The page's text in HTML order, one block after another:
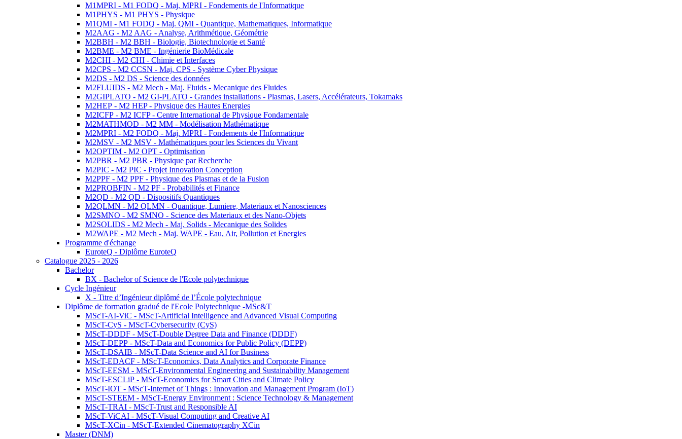
M1MPRI - M1 FODQ - Maj. MPRI - Fondements de l'Informatique
M1PHYS - M1 PHYS - Physique
M1QMI - M1 FODQ - Maj. QMI - Quantique, Mathematiques, Informatique
M2AAG - M2 AAG - Analyse, Arithmétique, Géométrie
M2BBH - M2 BBH - Biologie, Biotechnologie et Santé
M2BME - M2 BME - Ingénierie BioMédicale
M2CHI - M2 CHI - Chimie et Interfaces
M2CPS - M2 CCSN - Maj. CPS - Système Cyber Physique
M2DS - M2 DS - Science des données
M2FLUIDS - M2 Mech - Maj. Fluids - Mecanique des Fluides
M2GIPLATO - M2 GI-PLATO - Grandes installations - Plasmas, Lasers, Accélérateurs, Tokamaks
M2HEP - M2 HEP - Physique des Hautes Energies
M2ICFP - M2 ICFP - Centre International de Physique Fondamentale
M2MATHMOD - M2 MM - Modélisation Mathématique
M2MPRI - M2 FODQ - Maj. MPRI - Fondements de l'Informatique
M2MSV - M2 MSV - Mathématiques pour les Sciences du Vivant
M2OPTIM - M2 OPT - Optimisation
M2PBR - M2 PBR - Physique par Recherche
M2PIC - M2 PIC - Projet Innovation Conception
M2PPF - M2 PPF - Physique des Plasmas et de la Fusion
M2PROBFIN - M2 PF - Probabilités et Finance
M2QD - M2 QD - Dispositifs Quantiques
M2QLMN - M2 QLMN - Quantique, Lumiere, Materiaux et Nanosciences
M2SMNO - M2 SMNO - Science des Materiaux et des Nano-Objets
M2SOLIDS - M2 Mech - Maj. Solids - Mecanique des Solides
M2WAPE - M2 Mech - Maj. WAPE - Eau, Air, Pollution et Energies
Programme d'échange
EuroteQ - Diplôme EuroteQ
Catalogue 2025 - 2026
Bachelor
BX - Bachelor of Science de l'Ecole polytechnique
Cycle Ingénieur
X - Titre d’Ingénieur diplômé de l’École polytechnique
Diplôme de formation gradué de l'Ecole Polytechnique -MSc&T
MScT-AI-ViC - MScT-Artificial Intelligence and Advanced Visual Computing
MScT-CyS - MScT-Cybersecurity (CyS)
MScT-DDDF - MScT-Double Degree Data and Finance (DDDF)
MScT-DEPP - MScT-Data and Economics for Public Policy (DEPP)
MScT-DSAIB - MScT-Data Science and AI for Business
MScT-EDACF - MScT-Economics, Data Analytics and Corporate Finance
MScT-EESM - MScT-Environmental Engineering and Sustainability Management
MScT-ESCLiP - MScT-Economics for Smart Cities and Climate Policy
MScT-IOT - MScT-Internet of Things : Innovation and Management Program (IoT)
MScT-STEEM - MScT-Energy Environment : Science Technology & Management
MScT-TRAI - MScT-Trust and Responsible AI
MScT-ViCAI - MScT-Visual Computing and Creative AI
MScT-XCin - MScT-Extended Cinematography XCin
Master (DNM)